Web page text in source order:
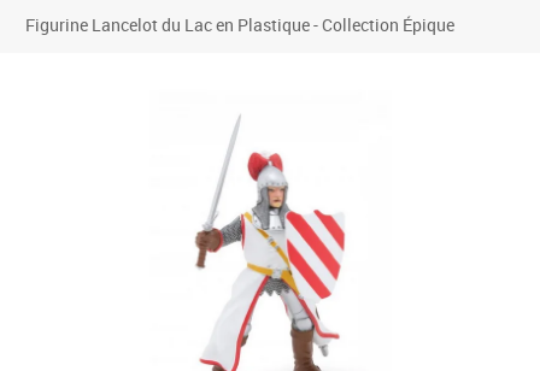
Figurine Lancelot du Lac en Plastique - Collection Épique